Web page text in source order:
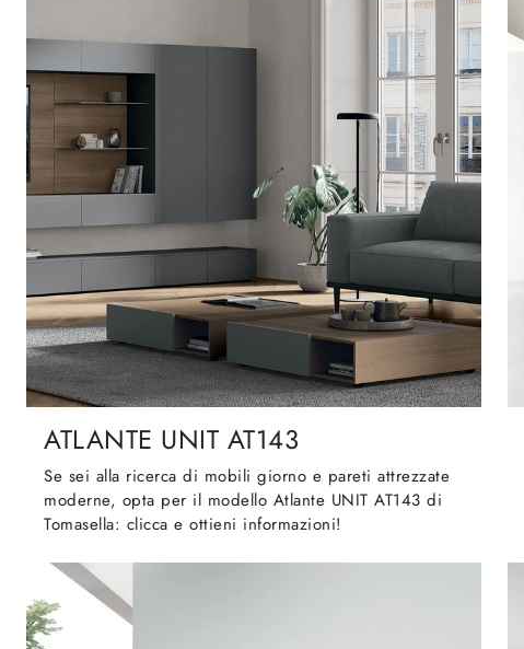
ATLANTE UNIT AT143
Se sei alla ricerca di mobili giorno e pareti attrezzate
moderne, opta per il modello Atlante UNIT AT143 di
Tomasella: clicca e ottieni informazioni!